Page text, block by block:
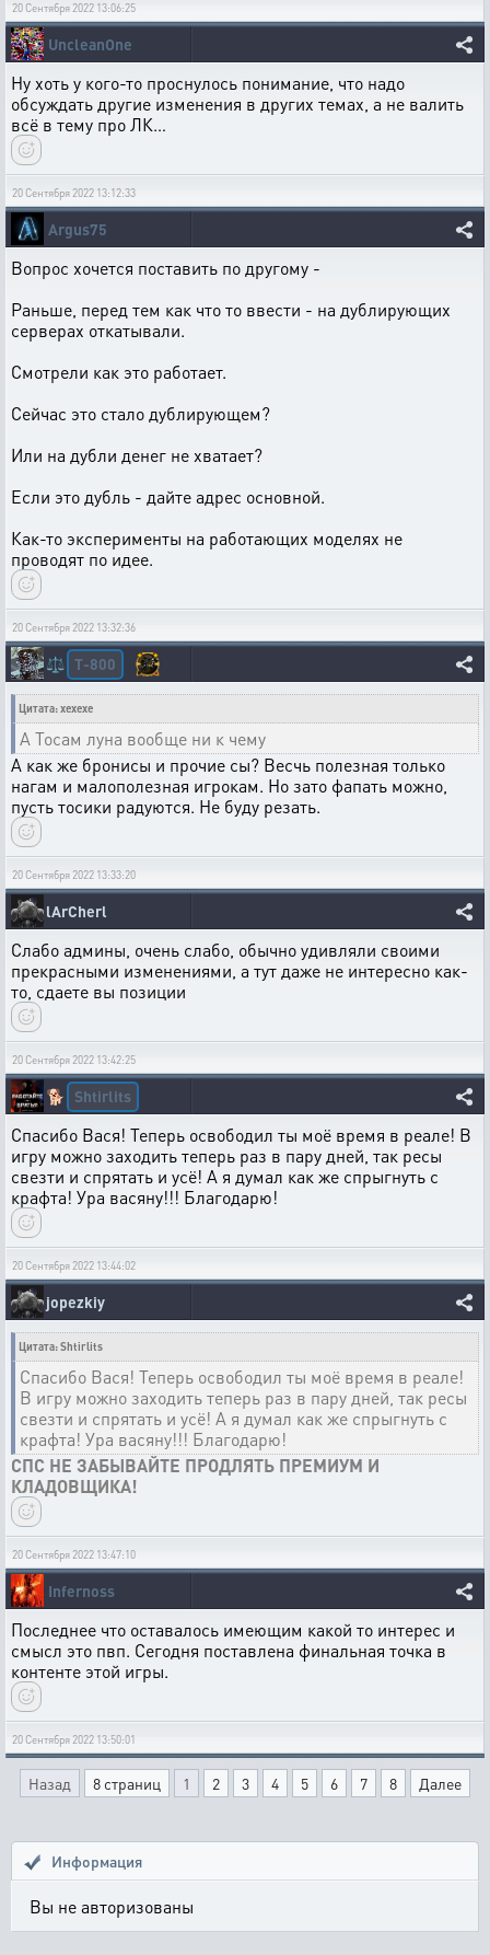
20 Сентября 2022 13:06:25
UncleanOne
Ну хоть у кого-то проснулось понимание, что надо
обсуждать другие изменения в других темах, а не валить
всё в тему про ЛК…
20 Сентября 2022 13:12:33
Argus75
Вопрос хочется поставить по другому -
Раньше, перед тем как что то ввести - на дублирующих
серверах откатывали.
Смотрели как это работает.
Сейчас это стало дублирующем?
Или на дубли денег не хватает?
Если это дубль - дайте адрес основной.
Как-то эксперименты на работающих моделях не
проводят по идее.
20 Сентября 2022 13:32:36
⚖️ T-800
Цитата: xexexe
А Тосам луна вообще ни к чему
А как же бронисы и прочие сы? Весчь полезная только
нагам и малополезная игрокам. Но зато фапать можно,
пусть тосики радуются. Не буду резать.
20 Сентября 2022 13:33:20
lArCherl
Слабо админы, очень слабо, обычно удивляли своими
прекрасными изменениями, а тут даже не интересно как-
то, сдаете вы позиции
20 Сентября 2022 13:42:25
🐕 Shtirlits
Спасибо Вася! Теперь освободил ты моё время в реале! В
игру можно заходить теперь раз в пару дней, так ресы
свезти и спрятать и усё! А я думал как же спрыгнуть с
крафта! Ура васяну!!! Благодарю!
20 Сентября 2022 13:44:02
jopezkiy
Цитата: Shtirlits
Спасибо Вася! Теперь освободил ты моё время в реале!
В игру можно заходить теперь раз в пару дней, так ресы
свезти и спрятать и усё! А я думал как же спрыгнуть с
крафта! Ура васяну!!! Благодарю!
СПС НЕ ЗАБЫВАЙТЕ ПРОДЛЯТЬ ПРЕМИУМ И
КЛАДОВЩИКА!
20 Сентября 2022 13:47:10
Infernoss
Последнее что оставалось имеющим какой то интерес и
смысл это пвп. Сегодня поставлена финальная точка в
контенте этой игры.
20 Сентября 2022 13:50:01
Назад 8 страниц 1 2 3 4 5 6 7 8 Далее
Информация
Вы не авторизованы